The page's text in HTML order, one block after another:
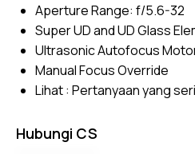
r
ratings
Aperture Range: f/5.6-32
Super UD and UD Glass
Ultrasonic Autofocus
Manual Focus Override
Lihat : Pertanyaan yang
Hubungi CS